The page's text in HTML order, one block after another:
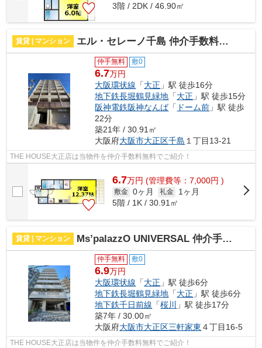
3階 / 2DK / 46.90㎡
賃貸 | マンション エル・セレーノ千島 仲介手数料無料
仲手無料 敷0
6.7万円
大阪環状線 「大正 」駅 徒歩16分
地下鉄長堀鶴見緑地 「大正 」駅 徒歩15分
阪神電鉄阪神なんば「 ドーム前 」駅 徒歩
22分
築21年 / 30.91㎡
大阪府大阪市大正区千島 １丁目13-21
THE HOUSE大正店は当物件を仲介手数料無料でご紹介！
6.7万円 (管理費等：7,000円 )
敷金 0ヶ月 礼金
1ヶ月
5階 / 1K / 30.91㎡
賃貸 | マンション Ms’palazzO UNIVERSAL 仲介手数料無料
仲手無料 敷0
6.9万円
大阪環状線 「大正 」駅 徒歩6分
地下鉄長堀鶴見緑地 「大正 」駅 徒歩6分
地下鉄千日前線 「桜川
」駅 徒歩17分
築7年 / 30.00㎡
大阪府大阪市大正区三軒家東 ４丁目16-5
THE HOUSE大正店は当物件を仲介手数料無料でご紹介！